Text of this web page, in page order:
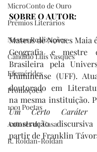
MicroConto de Ouro
Prêmios Literários
Nossas Realizações
Cândido Luís Vasques
Efemérides
Promoções
1001 Poetas
Autores da Casa
R. Roldan-Roldan
SOBRE O AUTOR:
Mateus de Novaes Maia
Geografia e mestre
Brasileira pela
Fluminense (UFF).
doutorado em
Um Certo Caráter
construção
partir de Franklin